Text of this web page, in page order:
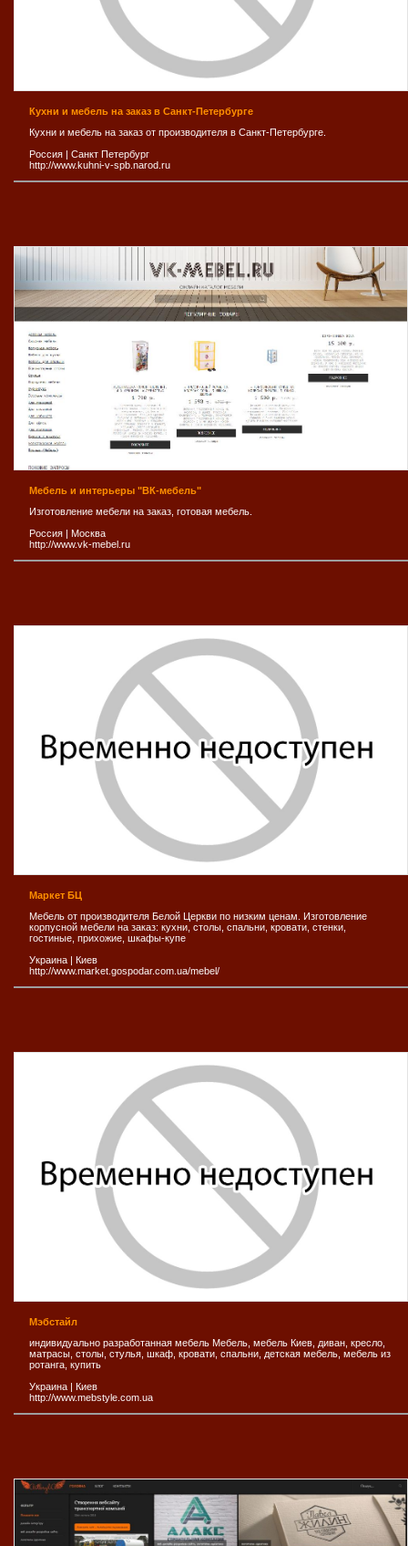
Кухни и мебель на заказ в Санкт-Петербурге
Кухни и мебель на заказ от производителя в Санкт-Петербурге.
Россия | Санкт Петербург
http://www.kuhni-v-spb.narod.ru
Мебель и интерьеры "ВК-мебель"
Изготовление мебели на заказ, готовая мебель.
Россия
Москва
http://www.vk-mebel.ru
Маркет БЦ
Мебель от производителя Белой Церкви по низким ценам. Изготовление
корпусной мебели на заказ: кухни, столы, спальни, кровати, стенки,
гостиные, прихожие, шкафы-купе
Украина
Киев
http://www.market.gospodar.com.ua/mebel/
Мэбстайл
индивидуально разработанная мебель Мебель, мебель Киев, диван, кресло,
матрасы, столы, стулья, шкаф, кровати, cпальни, детская мебель, мебель из
ротанга, купить
Украина
Киев
http://www.mebstyle.com.ua